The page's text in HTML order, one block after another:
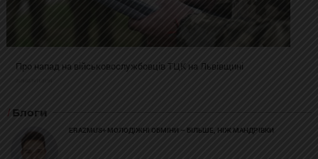
Про напад на військовослужбовців ТЦК на Львівщині
Блоги
ERAZMUS+ МОЛОДІЖНІ ОБМІНИ – БІЛЬШЕ, НІЖ МАНДРІВКИ